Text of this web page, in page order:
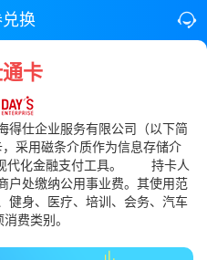
换
卡
得仕企业服务有限公司（以下简
采用磁条介质作为信息存储介
现代化金融支付工具。 持卡人
户处缴纳公用事业费。其使用范
健身、医疗、培训、会务、汽车
费类别。